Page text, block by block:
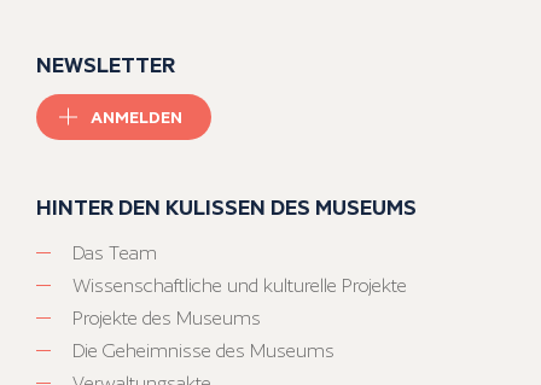
NEWSLETTER
ANMELDEN
HINTER DEN KULISSEN DES MUSEUMS
Das Team
Wissenschaftliche und kulturelle Projekte
Projekte des Museums
Die Geheimnisse des Museums